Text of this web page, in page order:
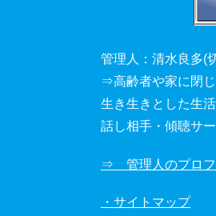
管理人：清水良多(
⇒高齢者や家に閉
生き生きとした生
話し相手・傾聴サ
⇒ 管理人のプロフ
・サイトマップ